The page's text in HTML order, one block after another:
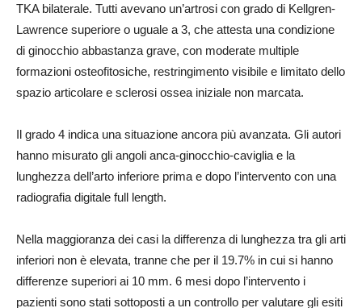
TKA bilaterale. Tutti avevano un’artrosi con grado di Kellgren-
Lawrence superiore o uguale a 3, che attesta una condizione
di ginocchio abbastanza grave, con moderate multiple
formazioni osteofitosiche, restringimento visibile e limitato dello
spazio articolare e sclerosi ossea iniziale non marcata.
Il grado 4 indica una situazione ancora più avanzata. Gli autori
hanno misurato gli angoli anca-ginocchio-caviglia e la
lunghezza dell’arto inferiore prima e dopo l’intervento con una
radiografia digitale full length.
Nella maggioranza dei casi la differenza di lunghezza tra gli arti
inferiori non è elevata, tranne che per il 19.7% in cui si hanno
differenze superiori ai 10 mm. 6 mesi dopo l’intervento i
pazienti sono stati sottoposti a un controllo per valutare gli esiti